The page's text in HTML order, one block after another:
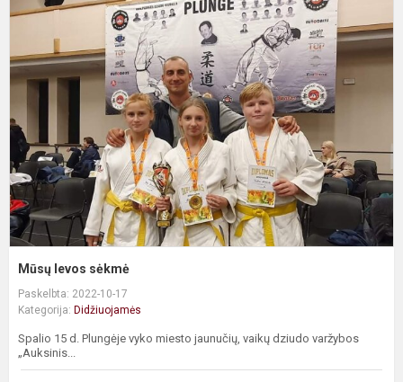
Mūsų Ievos sėkmė
Paskelbta: 2022-10-17
Kategorija: Didžiuojamės
Spalio 15 d. Plungėje vyko miesto jaunučių, vaikų dziudo varžybos
„Auksinis...